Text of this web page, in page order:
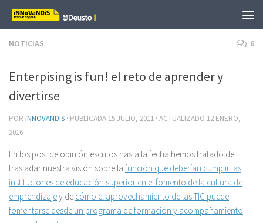
Saltar al contenido
NOTICIAS 6
Enterpising is fun! el reto de aprender y
divertirse
POR INNOVANDIS · PUBLICADA 15 JULIO, 2011 · ACTUALIZADO 12 ENERO,
2016
En los post de opinión escritos hasta la fecha hemos tratado de
trasladar nuestra visión sobre la función que deberían cumplir las
instituciones de educación superior en el fomento de la cultura de
emprendizajey de cómo el aprovechamiento de las TIC puede
fomentarse desde un programa de formación y acompañamiento